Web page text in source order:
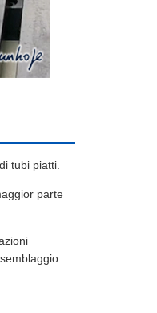
tubi piatti.
parte